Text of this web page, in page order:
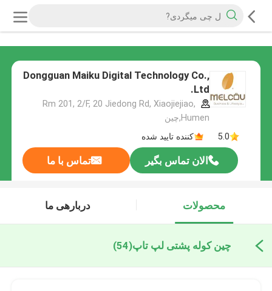
Dongguan Maiku Digital Technology Co.,
Ltd.
Rm 201, 2/F, 20 Jiedong Rd, Xiaojiejiao,
Humen,چین
5.0
کننده تایید شده
الان تماس بگیر تماس با ما
محصولات دربارهی ما
چین کوله پشتی لپ تاپ(54)